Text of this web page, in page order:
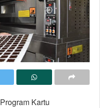
Kartu